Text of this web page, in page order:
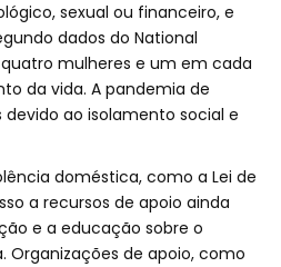
sexual ou financeiro, e
dados do National
mulheres e um em cada
da vida. A pandemia de
ao isolamento social e
doméstica, como a Lei de
a recursos de apoio ainda
e a educação sobre o
Organizações de apoio, como